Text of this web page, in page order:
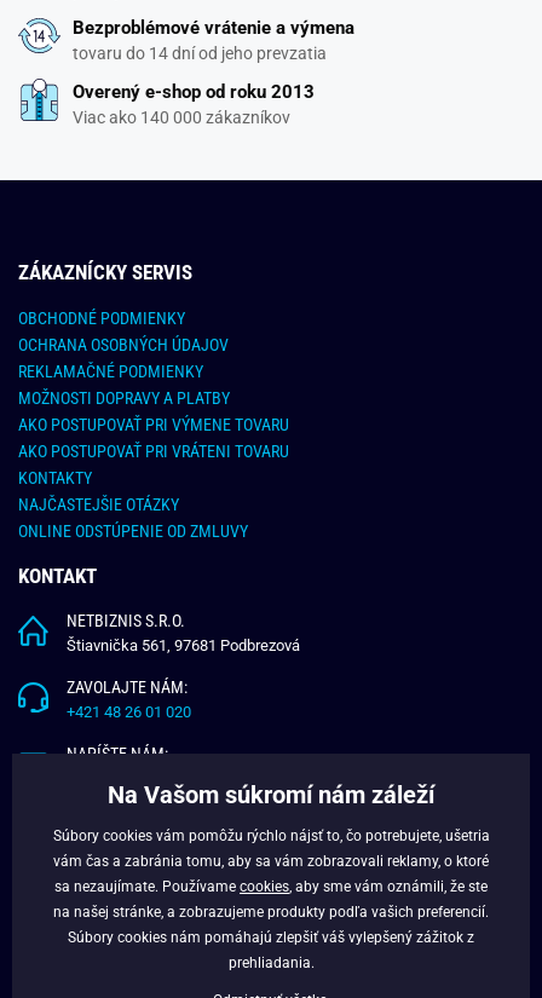
Bezproblémové vrátenie a výmena
tovaru do 14 dní od jeho prevzatia
Overený e-shop od roku 2013
Viac ako 140 000 zákazníkov
ZÁKAZNÍCKY SERVIS
OBCHODNÉ PODMIENKY
OCHRANA OSOBNÝCH ÚDAJOV
REKLAMAČNÉ PODMIENKY
MOŽNOSTI DOPRAVY A PLATBY
AKO POSTUPOVAŤ PRI VÝMENE TOVARU
AKO POSTUPOVAŤ PRI VRÁTENI TOVARU
KONTAKTY
NAJČASTEJŠIE OTÁZKY
ONLINE ODSTÚPENIE OD ZMLUVY
KONTAKT
NETBIZNIS S.R.O.
Štiavnička 561, 97681 Podbrezová
ZAVOLAJTE NÁM:
+421 48 26 01 020
NAPÍŠTE NÁM:
O NÁS
VERNOSTNÝ PROGRAM
BLOG
Na Vašom súkromí nám záleží
Súbory cookies vám pomôžu rýchlo nájsť to, čo potrebujete, ušetria
vám čas a zabránia tomu, aby sa vám zobrazovali reklamy, o ktoré
sa nezaujímate. Používame cookies , aby sme vám oznámili, že ste
na našej stránke, a zobrazujeme produkty podľa vašich preferencií.
Súbory cookies nám pomáhajú zlepšiť váš vylepšený zážitok z
prehliadania.